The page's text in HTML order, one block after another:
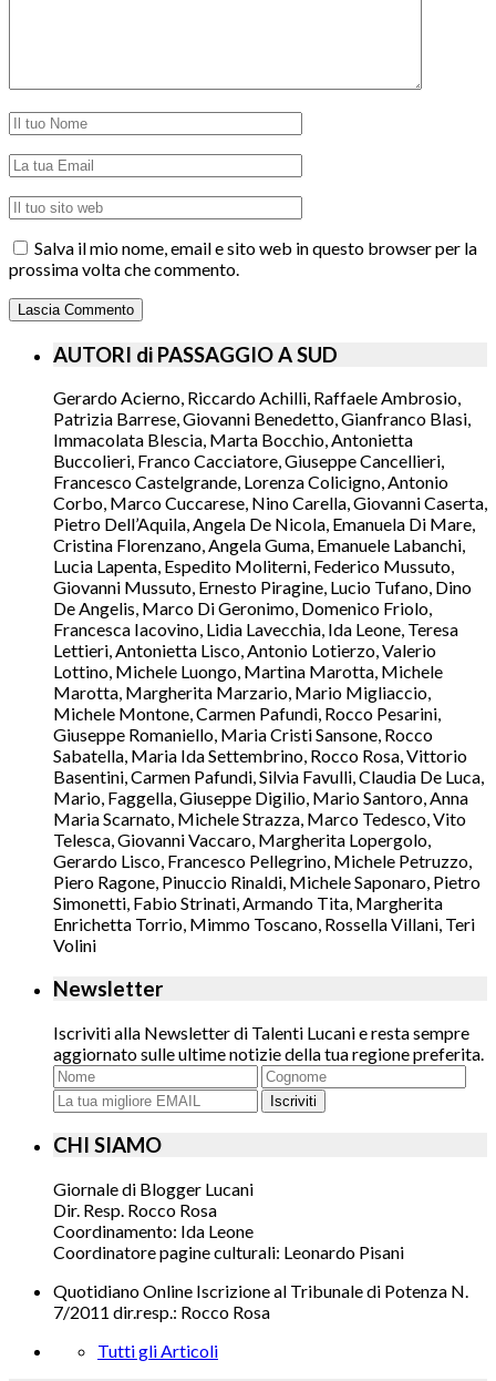
Salva il mio nome, email e sito web in questo browser per la
prossima volta che commento.
AUTORI di PASSAGGIO A SUD
Gerardo Acierno, Riccardo Achilli, Raffaele Ambrosio,
Patrizia Barrese, Giovanni Benedetto, Gianfranco Blasi,
Immacolata Blescia, Marta Bocchio, Antonietta
Buccolieri, Franco Cacciatore, Giuseppe Cancellieri,
Francesco Castelgrande, Lorenza Colicigno, Antonio
Corbo, Marco Cuccarese, Nino Carella, Giovanni Caserta,
Pietro Dell’Aquila, Angela De Nicola, Emanuela Di Mare,
Cristina Florenzano, Angela Guma, Emanuele Labanchi,
Lucia Lapenta, Espedito Moliterni, Federico Mussuto,
Giovanni Mussuto, Ernesto Piragine, Lucio Tufano, Dino
De Angelis, Marco Di Geronimo, Domenico Friolo,
Francesca Iacovino, Lidia Lavecchia, Ida Leone, Teresa
Lettieri, Antonietta Lisco, Antonio Lotierzo, Valerio
Lottino, Michele Luongo, Martina Marotta, Michele
Marotta, Margherita Marzario, Mario Migliaccio,
Michele Montone, Carmen Pafundi, Rocco Pesarini,
Giuseppe Romaniello, Maria Cristi Sansone, Rocco
Sabatella, Maria Ida Settembrino, Rocco Rosa, Vittorio
Basentini, Carmen Pafundi, Silvia Favulli, Claudia De Luca,
Mario, Faggella, Giuseppe Digilio, Mario Santoro, Anna
Maria Scarnato, Michele Strazza, Marco Tedesco, Vito
Telesca, Giovanni Vaccaro, Margherita Lopergolo,
Gerardo Lisco, Francesco Pellegrino, Michele Petruzzo,
Piero Ragone, Pinuccio Rinaldi, Michele Saponaro, Pietro
Simonetti, Fabio Strinati, Armando Tita, Margherita
Enrichetta Torrio, Mimmo Toscano, Rossella Villani, Teri
Volini
Newsletter
Iscriviti alla Newsletter di Talenti Lucani e resta sempre
aggiornato sulle ultime notizie della tua regione preferita.
Iscriviti
CHI SIAMO
Giornale di Blogger Lucani
Dir. Resp. Rocco Rosa
Coordinamento: Ida Leone
Coordinatore pagine culturali: Leonardo Pisani
Quotidiano Online Iscrizione al Tribunale di Potenza N.
7/2011 dir.resp.: Rocco Rosa
Tutti gli Articoli